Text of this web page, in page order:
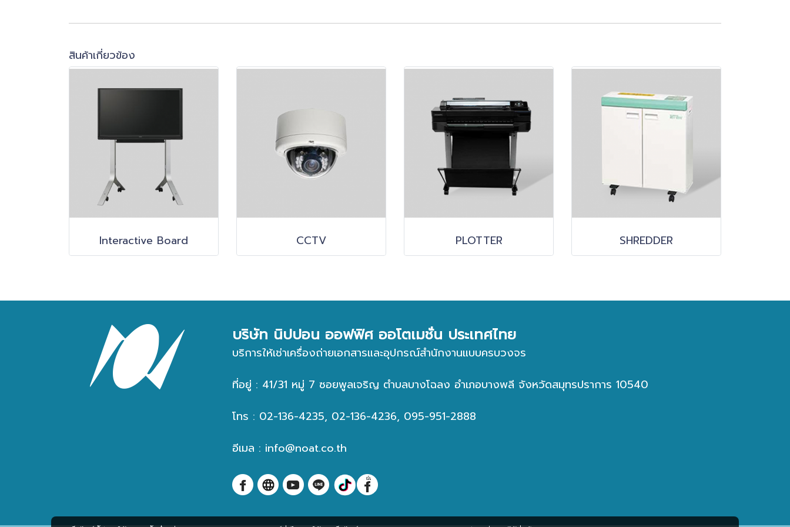
สินค้าเกี่ยวข้อง
Interactive Board CCTV PLOTTER SHREDDER
บริษัท นิปปอน ออฟฟิศ ออโตเมชั่น ประเทศไทย
บริการให้เช่าเครื่องถ่ายเอกสารและอุปกรณ์สำนักงานแบบครบวงจร
ที่อยู่ : 41/31 หมู่ 7 ซอยพูลเจริญ ตำบลบางโฉลง อำเภอบางพลี จังหวัดสมุทรปราการ 10540
โทร : 02-136-4235, 02-136-4236, 095-951-2888
อีเมล : info@noat.co.th